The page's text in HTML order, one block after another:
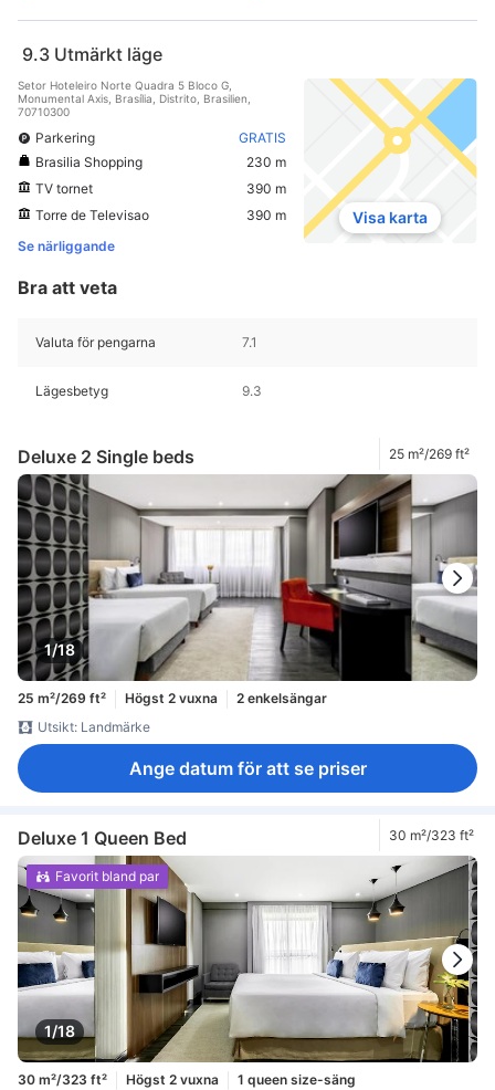
9.3 Utmärkt läge
Setor Hoteleiro Norte Quadra 5 Bloco G,
Monumental Axis, Brasília, Distrito, Brasilien,
70710300
Parkering
GRATIS
Brasilia Shopping
230 m
TV tornet
390 m
Torre de Televisao
390 m
Se närliggande
Visa karta
Bra att veta
Valuta för pengarna 7.1
Lägesbetyg 9.3
Deluxe 2 Single beds 25 m²/269 ft²
1/18
25 m²/269 ft² Högst 2 vuxna
2 enkelsängar
Utsikt: Landmärke
Ange datum för att se priser
Deluxe 1 Queen Bed 30 m²/323 ft²
1/18
Favorit bland par
30 m²/323 ft² Högst 2 vuxna
1 queen size-säng